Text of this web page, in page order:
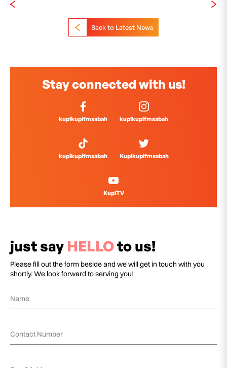
Back to Latest News
Stay connected with us!
kupikupifmsabah kupikupifmsabah
kupikupifmsabah Kupikupifmsabah
KupiTV
just say HELLOto us!
Please fill out the form beside and we will get in touch with you
shortly. We look forward to serving you!